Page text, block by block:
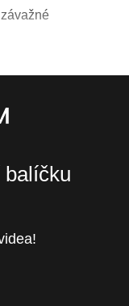
balíčku